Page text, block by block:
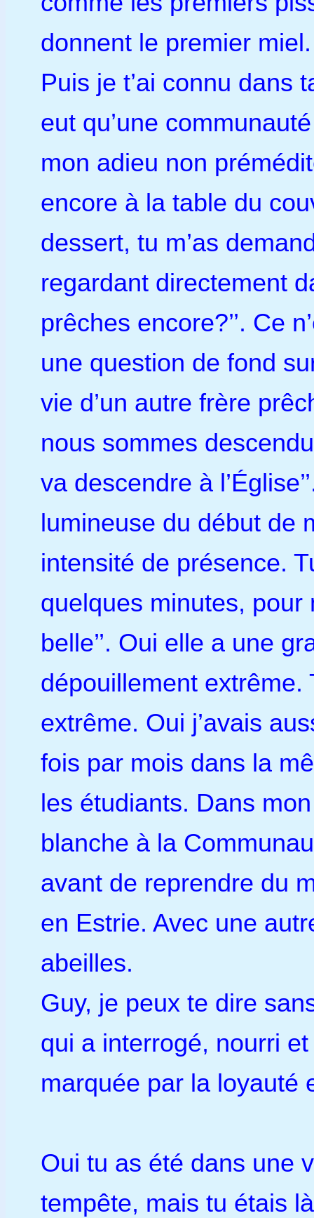
donnent le premier
Puis je t’ai connu dans
eut qu’une
mon adieu non
encore à la table du
dessert, tu m’as
regardant directement
prêches encore?’’. Ce
une question de fond
vie d’un autre frère
nous sommes
va descendre à
lumineuse du début de
intensité de présence.
quelques minutes, pour
belle’’. Oui elle a une
dépouillement
extrême. Oui j’avais
fois par mois dans la
les étudiants. Dans
blanche à la
avant de reprendre du
en Estrie. Avec une
abeilles.
Guy, je peux te dire
qui a interrogé, nourri
marquée par la loyauté
Oui tu as été dans une
tempête, mais tu étais